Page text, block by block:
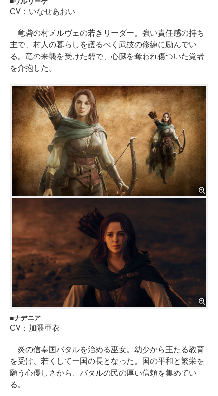
ウルリーケ
CV：いなせあおい
竜砦の村メルヴェの若きリーダー。強い責任感の持ち
主で、村人の暮らしを護るべく武技の修練に励んでい
る。竜の来襲を受けた砦で、心臓を奪われ傷ついた覚者
を介抱した。
ナデニア
CV：加隈亜衣
炎の信奉国バタルを治める巫女。幼少から王たる教育
を受け、若くして一国の長となった。国の平和と繁栄を
願う心優しさから、バタルの民の厚い信頼を集めてい
る。